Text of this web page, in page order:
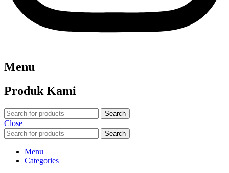
Menu
Produk Kami
Search
Close
Search
Menu
Categories